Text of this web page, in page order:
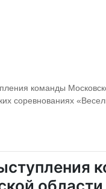
команды
соревнованиях